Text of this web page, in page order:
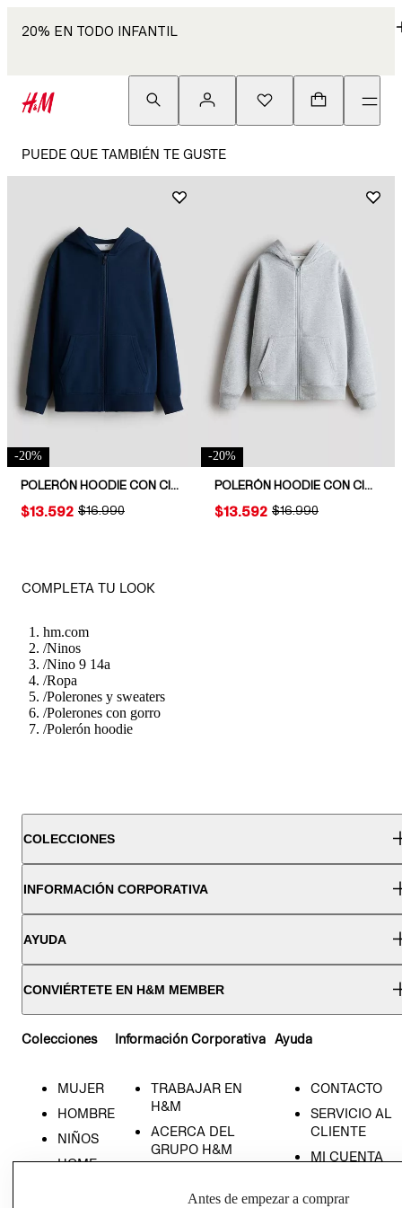
20% EN TODO INFANTIL
PUEDE QUE TAMBIÉN TE GUSTE
-20%
POLERÓN HOODIE CON CIERRE
ORIGINAL PRICE:
$16.990
PRICE:
$13.592
-20%
POLERÓN HOODIE CON CIERRE CON INTERIOR CEPILLADO
ORIGINAL PRICE:
$16.990
PRICE:
$13.592
COMPLETA TU LOOK
hm.com
/Ninos
/Nino 9 14a
/Ropa
/Polerones y sweaters
/Polerones con gorro
/Polerón hoodie
COLECCIONES
INFORMACIÓN CORPORATIVA
AYUDA
CONVIÉRTETE EN H&M MEMBER
Colecciones
MUJER
HOMBRE
NIÑOS
HOME
Información Corporativa
TRABAJAR EN
H&M
ACERCA DEL
GRUPO H&M
SOCIAL
Ayuda
CONTACTO
SERVICIO AL
CLIENTE
MI CUENTA
TIENDAS
Antes de empezar a comprar